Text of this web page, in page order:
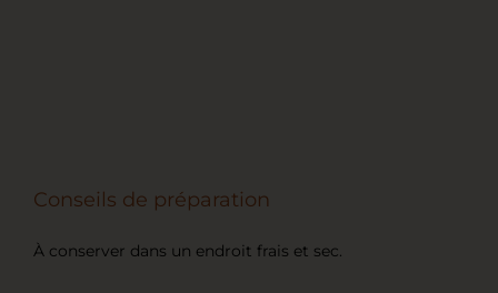
Conseils de préparation
À conserver dans un endroit frais et sec.